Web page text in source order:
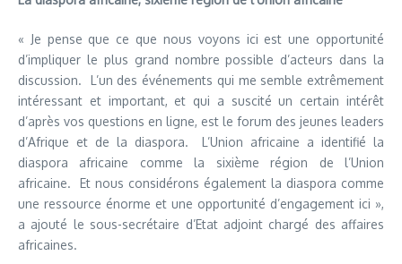
« Je pense que ce que nous voyons ici est une opportunité
d’impliquer le plus grand nombre possible d’acteurs dans la
discussion. L’un des événements qui me semble extrêmement
intéressant et important, et qui a suscité un certain intérêt
d’après vos questions en ligne, est le forum des jeunes leaders
d’Afrique et de la diaspora. L’Union africaine a identifié la
diaspora africaine comme la sixième région de l’Union
africaine. Et nous considérons également la diaspora comme
une ressource énorme et une opportunité d’engagement ici »,
a ajouté le sous-secrétaire d’Etat adjoint chargé des affaires
africaines.